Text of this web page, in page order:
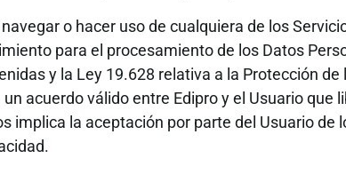
o hacer uso de cualquiera de los
para el procesamiento de los Datos
y la Ley 19.628 relativa a la Protección
acuerdo válido entre Edipro y el Usuario
implica la aceptación por parte del Usuario de